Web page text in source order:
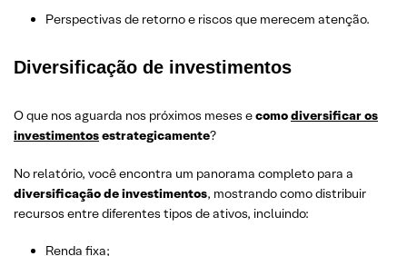
Perspectivas de retorno e riscos que merecem atenção.
Diversificação de investimentos
O que nos aguarda nos próximos meses ecomodiversificar os
investimentosestrategicamente?
No relatório, você encontra um panorama completo para a
diversificação de investimentos, mostrando como distribuir
recursos entre diferentes tipos de ativos, incluindo:
Renda fixa;